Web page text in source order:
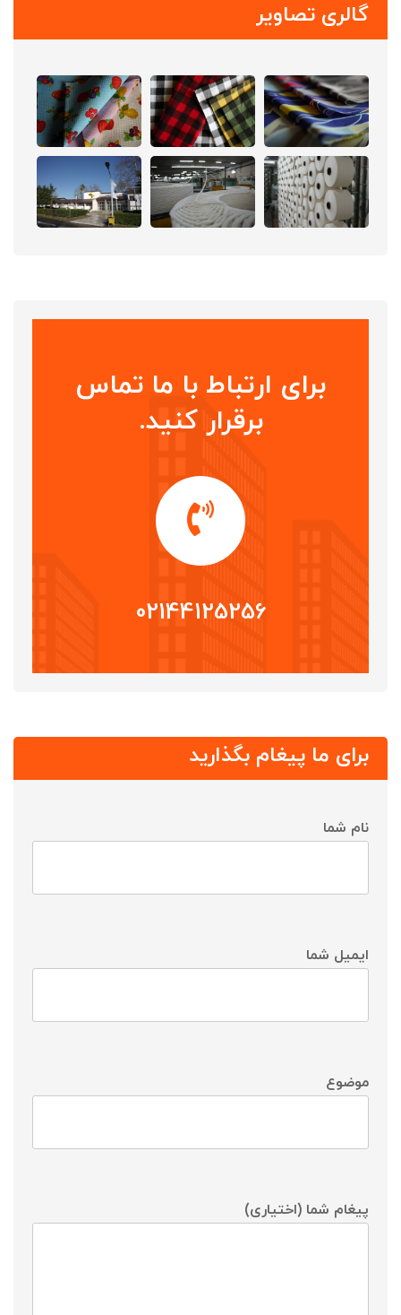
گالری تصاویر
برای ارتباط با ما تماس
برقرار کنید.
02144125256
برای ما پیغام بگذارید
نام شما
ایمیل شما
موضوع
پیغام شما (اختیاری)